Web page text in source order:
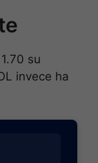
su
invece ha